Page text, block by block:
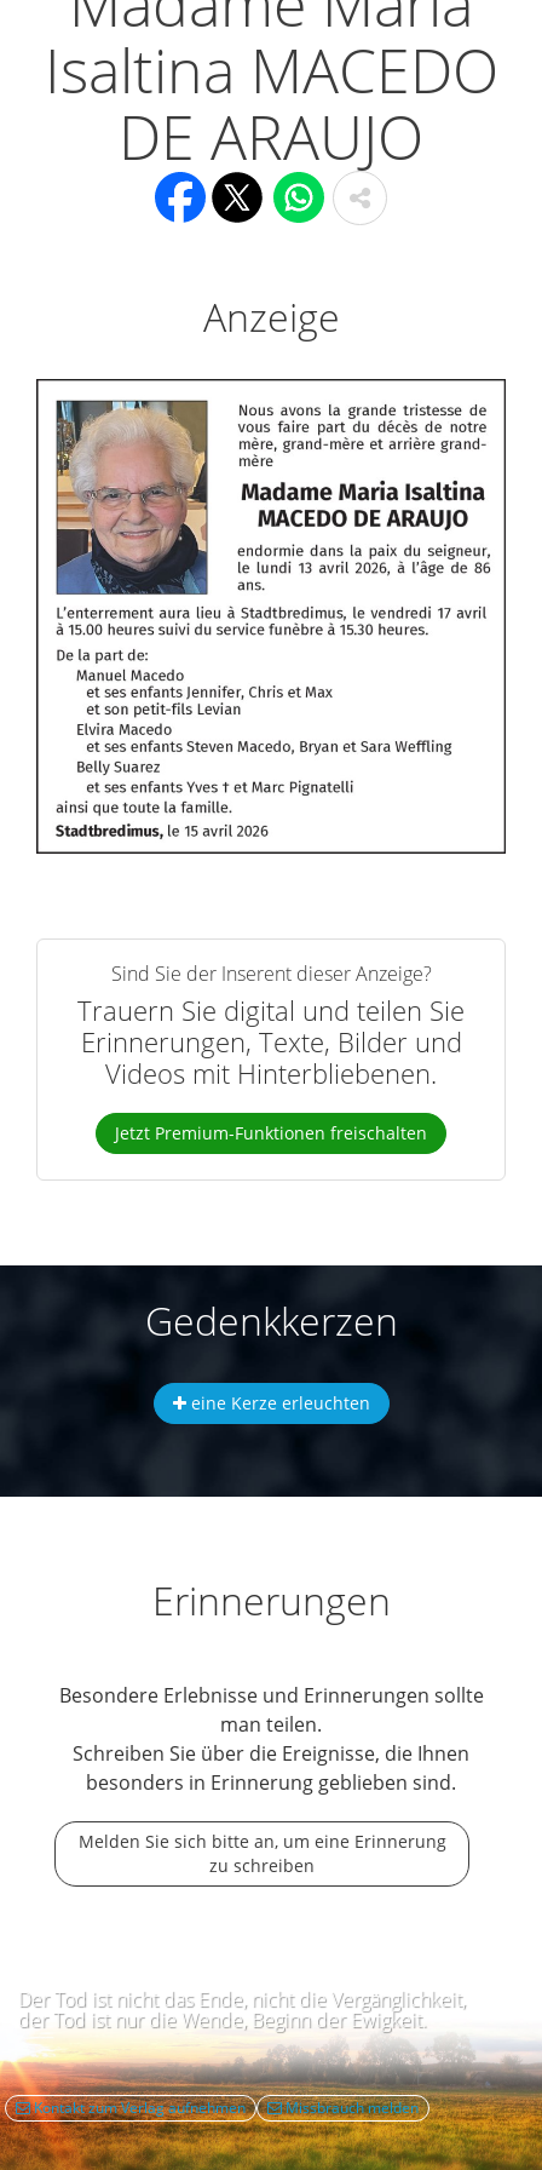
Isaltina MACEDO
DE ARAUJO
Anzeige
Sind Sie der Inserent dieser Anzeige?
Trauern Sie digital und teilen Sie
Erinnerungen, Texte, Bilder und
Videos mit Hinterbliebenen.
Jetzt Premium-Funktionen freischalten
Gedenkkerzen
eine Kerze erleuchten
Erinnerungen
Besondere Erlebnisse und Erinnerungen sollte
man teilen.
Schreiben Sie über die Ereignisse, die Ihnen
besonders in Erinnerung geblieben sind.
Melden Sie sich bitte an, um eine Erinnerung
zu schreiben
Der Tod ist nicht das Ende, nicht die Vergänglichkeit,
der Tod ist nur die Wende, Beginn der Ewigkeit.
Kontakt zum Verlag aufnehmen Missbrauch melden